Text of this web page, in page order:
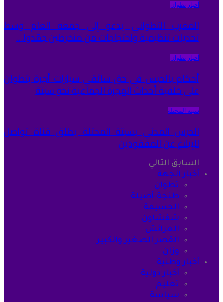
أخبار تطوان
المغرب التطواني يدعو إلى جمعه العام وسط
تحديات تنظيمية واحتجاجات من منخرطين جمّدوا…
أخبار تطوان
أحكام بالحبس في حق سائقي سيارات أجرة بتطوان
على خلفية أحداث الهجرة الجماعية نحو سبتة
سبته المحتلة
الحرس المدني بسبتة المحتلة يطلق قناة تواصل
للإبلاغ عن المفقودين
السابق التالي
أخبار الجهة
تطوان
طنجة-أصيلة
الحسيمة
شفشاون
العرائش
القصر الصغير والكبير
وزان
أخبار وطنية
أخبار دولية
تعليم
سياسة